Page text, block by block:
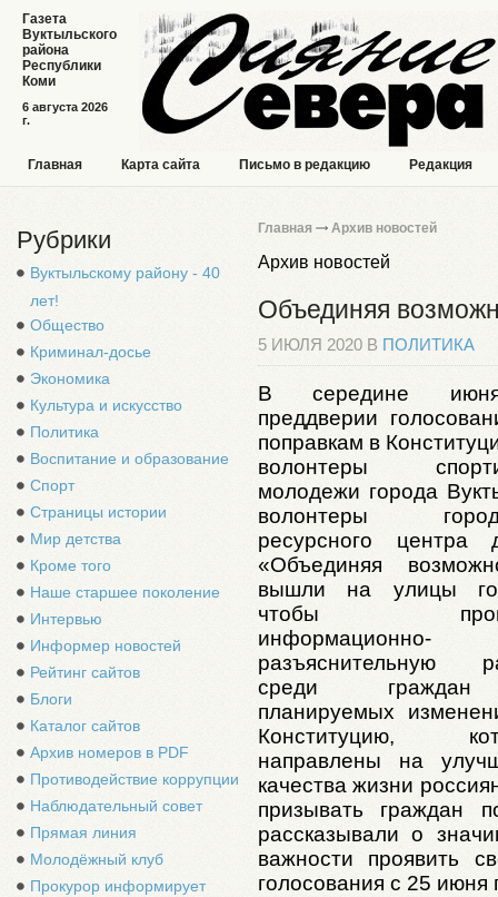
6 августа 2026
г.
Газета
Вуктыльского
района
Республики
Коми
Главная Карта сайта Письмо в редакцию Редакция
Рубрики
Вуктыльскому району - 40
лет!
Общество
Криминал-досье
Экономика
Культура и искусство
Политика
Воспитание и образование
Спорт
Страницы истории
Мир детства
Кроме того
Наше старшее поколение
Интервью
Информер новостей
Рейтинг сайтов
Блоги
Каталог сайтов
Архив номеров в PDF
Противодействие коррупции
Наблюдательный совет
Прямая линия
Молодёжный клуб
Прокурор информирует
Главная Архив новостей
Архив новостей
Объединяя
5 ИЮЛЯ 2020 В ПОЛИТИКА
В середине
преддверии
поправкам в
волонтеры
молодежи города
волонтеры
ресурсного центра
«Объединяя
вышли на улицы
чтобы
информационно-
разъяснительную
среди
планируемых
Конституцию,
направлены на
качества жизни
призывать граждан
рассказывали о
важности проявить
голосования с 25 июня